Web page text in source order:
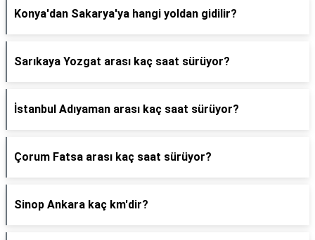
Konya'dan Sakarya'ya hangi yoldan gidilir?
Sarıkaya Yozgat arası kaç saat sürüyor?
İstanbul Adıyaman arası kaç saat sürüyor?
Çorum Fatsa arası kaç saat sürüyor?
Sinop Ankara kaç km'dir?